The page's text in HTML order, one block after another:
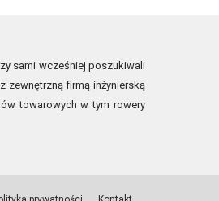
sami wcześniej poszukiwali
zewnętrzną firmą inżynierską
towarowych w tym rowery